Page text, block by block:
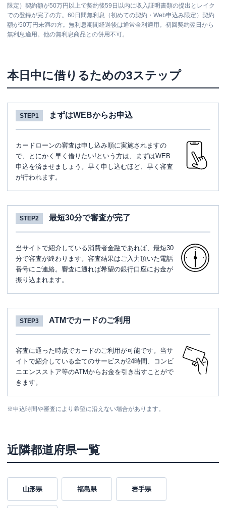
限定）契約額が50万円以上で契約後59日以内に収入証明書類の提出とレイク
での登録が完了の方。60日間無利息（初めての契約・Web申込み限定）契約
額が50万円未満の方。無利息期間経過後は通常金利適用。初回契約翌日から
無利息適用。他の無利息商品との併用不可。
本日中に借りるための3ステップ
STEP1 まずはWEBからお申込
カードローンの審査は申し込み順に実施されますの
で、とにかく早く借りたい!という方は、まずはWEB
申込を済ませましょう。早く申し込むほど、早く審査
が行われます。
STEP2 最短30分で審査が完了
当サイトで紹介している消費者金融であれば、最短30
分で審査が終わります。審査結果はご入力頂いた電話
番号にご連絡。審査に通れば希望の銀行口座にお金が
振り込まれます。
STEP3 ATMでカードのご利用
審査に通った時点でカードのご利用が可能です。当サ
イトで紹介している全てのサービスが24時間、コンビ
ニエンスストア等のATMからお金を引き出すことがで
きます。
※申込時間や審査により希望に沿えない場合があります。
近隣都道府県一覧
山形県 福島県 岩手県